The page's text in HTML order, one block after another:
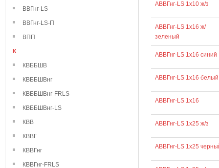
ВВГнг-LS
ВВГнг-LS-П
ВПП
К
КВББШВ
КВББШВнг
КВББШВнг-FRLS
КВББШВнг-LS
КВВ
КВВГ
КВВГнг
КВВГнг-FRLS
АВВГнг-LS 1х10 ж/з
АВВГнг-LS 1х16 ж/
зеленый
АВВГнг-LS 1х16 синий
АВВГнг-LS 1х16 белый
АВВГнг-LS 1х16
АВВГнг-LS 1х25 ж/з
АВВГнг-LS 1х25